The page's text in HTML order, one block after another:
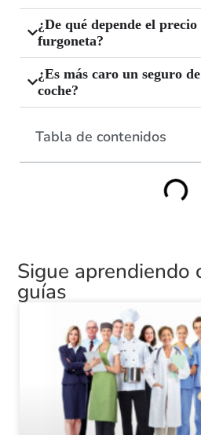
¿De qué depende el
furgoneta?
¿Es más caro un seguro
coche?
Tabla de contenidos
Sigue aprendiendo
guías